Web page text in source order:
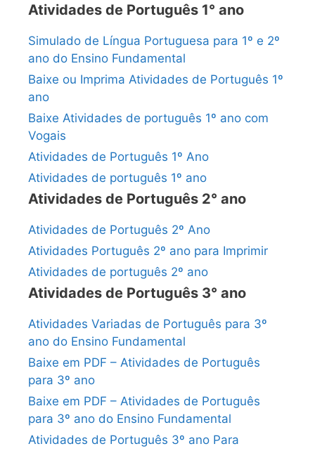
Atividades de Português 1° ano
Simulado de Língua Portuguesa para 1º e 2º
ano do Ensino Fundamental
Baixe ou Imprima Atividades de Português 1º
ano
Baixe Atividades de português 1º ano com
Vogais
Atividades de Português 1º Ano
Atividades de português 1º ano
Atividades de Português 2° ano
Atividades de Português 2º Ano
Atividades Português 2º ano para Imprimir
Atividades de português 2º ano
Atividades de Português 3° ano
Atividades Variadas de Português para 3º
ano do Ensino Fundamental
Baixe em PDF – Atividades de Português
para 3º ano
Baixe em PDF – Atividades de Português
para 3º ano do Ensino Fundamental
Atividades de Português 3º ano Para